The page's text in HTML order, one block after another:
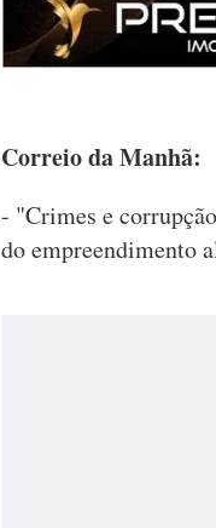
Correio da Manhã:
- "Crimes e
do empreendimento